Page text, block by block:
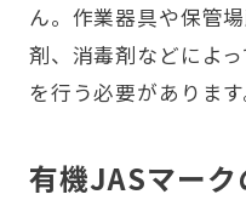
ん。作業器具や保管
剤、消毒剤などによ
を行う必要があります
有機JASマー